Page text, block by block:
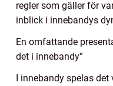
regler som gäller för
inblick i innebandys
En omfattande
det i innebandy”
I innebandy spelas det